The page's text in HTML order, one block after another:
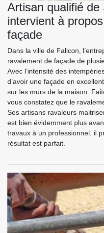
Artisan qualifié
intervient à
façade
Dans la ville de Falicon,
ravalement de façade de
Avec l’intensité des
d’avoir une façade en
sur les murs de la maison.
vous constatez que le
Ses artisans ravaleurs
est bien évidemment plus
travaux à un professionnel, il
résultat est parfait.